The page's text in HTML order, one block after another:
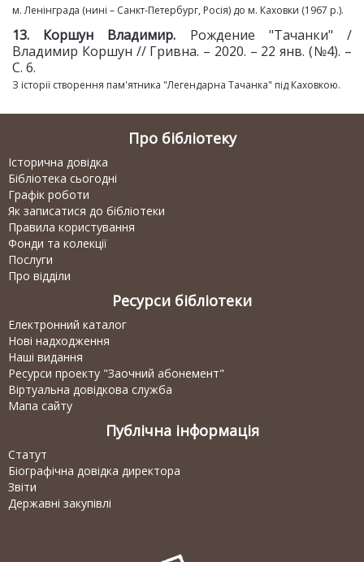
м. Ленінграда (нині – Санкт-Петербург, Росія) до м. Каховки (1967 р.).
13. Коршун Владимир. Рождение "Тачанки" /
Владимир Коршун // Гривна. – 2020. – 22 янв. (№4). –
С. 6.
З історії створення пам'ятника "Легендарна Тачанка" під Каховкою.
Про бібліотеку
Історична довідка
Бібліотека сьогодні
Графік роботи
Як записатися до бібліотеки
Правила користування
Фонди та колекції
Послуги
Про відділи
Ресурси бібліотеки
Електронний каталог
Нові надходження
Наші видання
Ресурси проекту "Заочний абонемент"
Віртуальна довідкова служба
Мапа сайту
Публічна інформація
Статут
Біографічна довідка директора
Звіти
Державні закупівлі